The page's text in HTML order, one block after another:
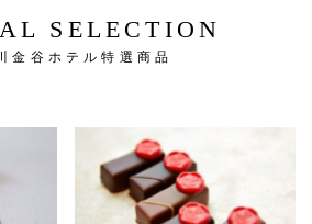
SELECTION
金谷ホテル特選商品